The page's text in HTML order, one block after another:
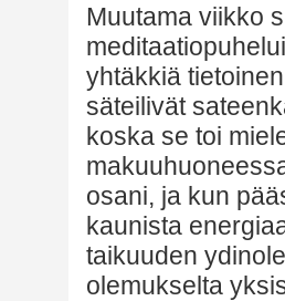
Muutama viikko
yhtäkkiä
säteilivät
koska se toi
osani, ja kun
kaunista
taikuuden
olemukselta